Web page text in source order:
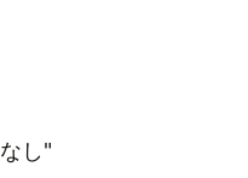
し"